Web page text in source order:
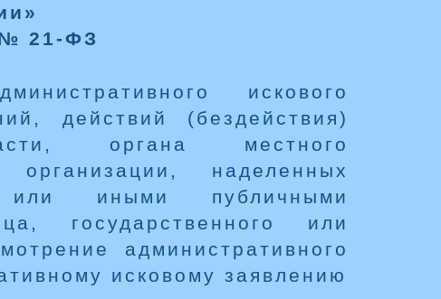
№ 21-ФЗ
искового
действий (бездействия)
органа местного
наделенных
или иными публичными
государственного или
административного
исковому заявлению